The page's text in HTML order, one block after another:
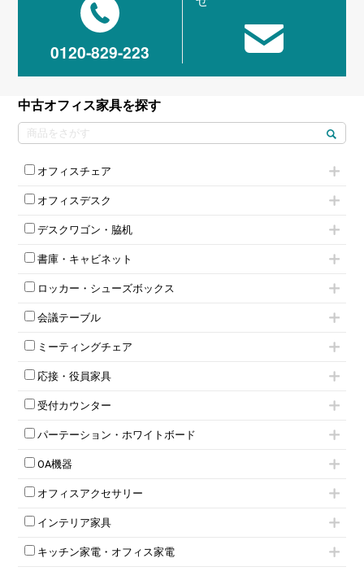
0120-829-223
中古オフィス家具を探す
オフィスチェア
肘無しチェア
役員チェア
オフィスチェアその他
オフィスデスク
フリーアドレスデスク（ベンチデスク）
昇降デスク
両袖机
デスクワゴン・脇机
インワゴン2段
インワゴン3段
脇机
書庫・キャビネット
ハイキャビネット
ローキャビネット
両開きキャビネット
上下連結キャビネット
軽量ラック（スチールラック）
収納家具その他
両開書庫
ラテラル書庫
ロッカー・シューズボックス
1人用ロッカー
2人用ロッカー
3人用ロッカー
5人用ロッカー
8人用ロッカー
多人数ロッカー
ダイヤル錠ロッカー
ダイヤル錠ロッカー
ワードローブ・クローゼット
会議テーブル
スタッキングテーブル
ネスティングテーブル
カウンターテーブル
T字脚テーブル
会議テーブルW1200～
会議テーブルW1800～
平行スタックテーブル
会議テーブルその他
ミーティングチェア
キャスター付きミーティングチェア
スタッキングミーティングチェア
テーブル付きミーティングチェア
折りたたみミーティングチェア
ハイチェア
ミーティングチェアその他
応接・役員家具
応接セット
応接ソファ
応接チェア
応接・役員家具その他
受付カウンター
ローカウンター
ラウンジカウンター
パーテーション・ホワイトボード
パーテーション
自立タイプパーテーション
パーテーションその他
壁掛けホワイトボード
ホワイトボードその他
OA機器
電話機（ビジネスフォン）
シュレッダー
スクリーン
オフィスアクセサリー
チェア用台車
演台・講演台・演説台
防音パネル
インテリア家具
モールドチェア
ダイニングチェア
キッチン家電・オフィス家電